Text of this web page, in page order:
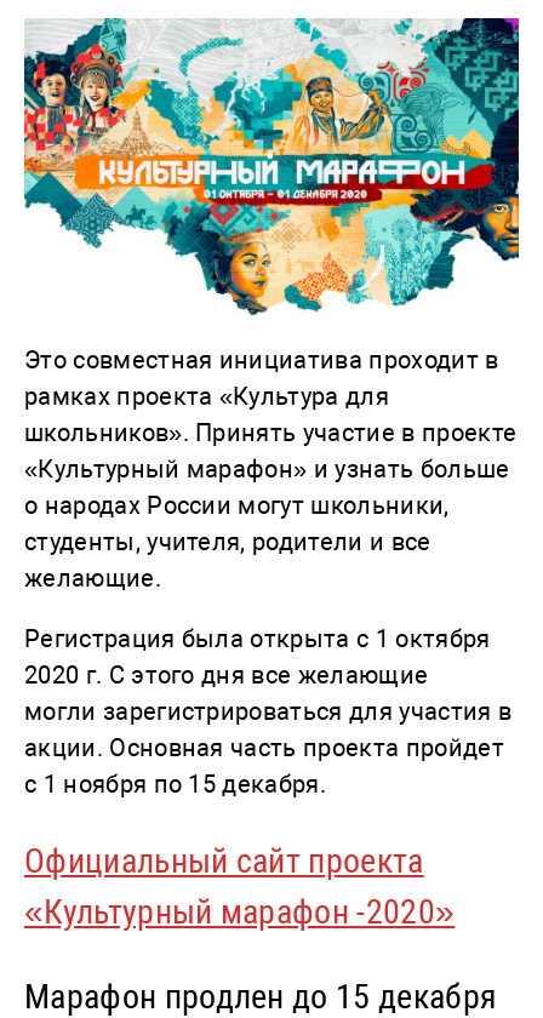
Это совместная инициатива проходит в
рамках проекта «Культура для
школьников». Принять участие в проекте
«Культурный марафон» и узнать больше
о народах России могут школьники,
студенты, учителя, родители и все
желающие.
Регистрация была открыта с 1 октября
2020 г. С этого дня все желающие
могли зарегистрироваться для участия в
акции. Основная часть проекта пройдет
с 1 ноября по 15 декабря.
Официальный сайт проекта
«Культурный марафон -2020»
Марафон продлен до 15 декабря